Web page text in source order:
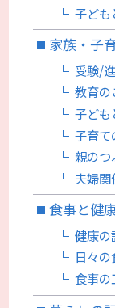
子ども
家族・子
受験/
教育の
子ども
子育て
親のつ
夫婦関
食事と健
健康の
日々の
食事の